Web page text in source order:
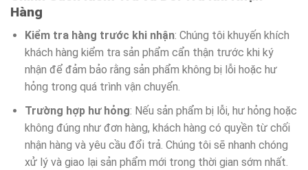
Hàng
Kiểm tra hàng trước khi nhận: Chúng tôi khuyến khích
khách hàng kiểm tra sản phẩm cẩn thận trước khi ký
nhận để đảm bảo rằng sản phẩm không bị lỗi hoặc hư
hỏng trong quá trình vận chuyển.
Trường hợp hư hỏng: Nếu sản phẩm bị lỗi, hư hỏng hoặc
không đúng như đơn hàng, khách hàng có quyền từ chối
nhận hàng và yêu cầu đổi trả. Chúng tôi sẽ nhanh chóng
xử lý và giao lại sản phẩm mới trong thời gian sớm nhất.